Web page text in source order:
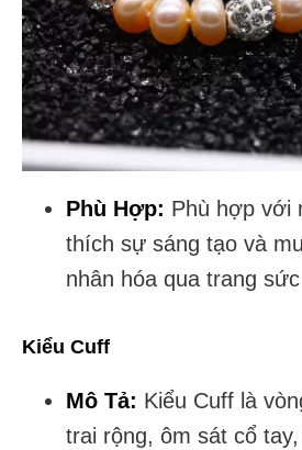
Phù Hợp: Phù hợp với
thích sự sáng tạo và
nhân hóa qua trang
Kiểu Cuff
Mô Tả: Kiểu Cuff là
trai rộng, ôm sát cổ